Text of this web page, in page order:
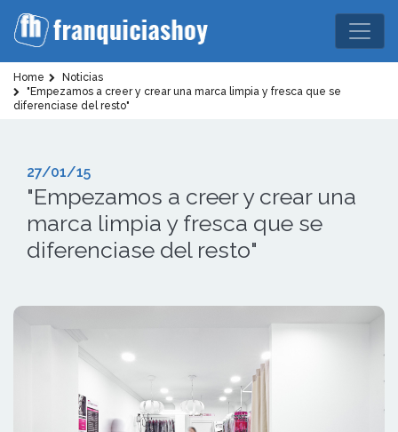
Home
Noticias
"Empezamos a creer y crear una marca limpia y fresca que se
diferenciase del resto"
27/01/15
"Empezamos a creer y crear una
marca limpia y fresca que se
diferenciase del resto"